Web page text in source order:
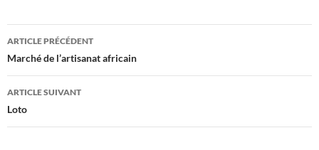
Navigation
des
articles
ARTICLE PRÉCÉDENT
Marché de l’artisanat africain
ARTICLE SUIVANT
Loto